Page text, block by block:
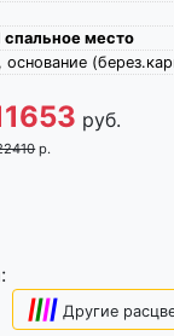
место
руб.
р.
|||| Другие